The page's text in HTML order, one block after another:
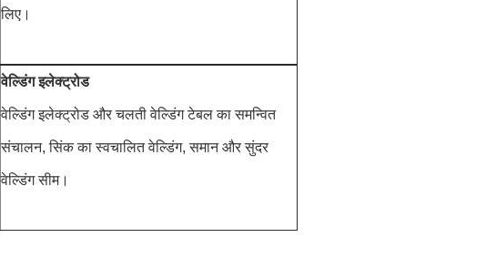
लिए।
वेल्डिंग इलेक्ट्रोड
वेल्डिंग इलेक्ट्रोड और चलती वेल्डिंग टेबल का समन्वित
संचालन, सिंक का स्वचालित वेल्डिंग, समान और सुंदर
वेल्डिंग सीम।